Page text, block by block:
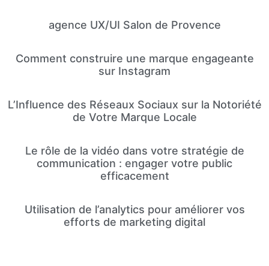
agence UX/UI Salon de Provence
Comment construire une marque engageante
sur Instagram
L’Influence des Réseaux Sociaux sur la Notoriété
de Votre Marque Locale
Le rôle de la vidéo dans votre stratégie de
communication : engager votre public
efficacement
Utilisation de l’analytics pour améliorer vos
efforts de marketing digital